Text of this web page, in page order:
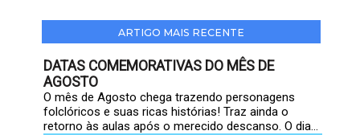
ARTIGO MAIS RECENTE
DATAS COMEMORATIVAS DO MÊS DE
AGOSTO
O mês de Agosto chega trazendo personagens
folclóricos e suas ricas histórias! Traz ainda o
retorno às aulas após o merecido descanso. O dia...